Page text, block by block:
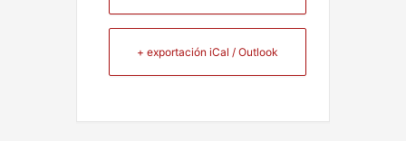
+ exportación iCal / Outlook